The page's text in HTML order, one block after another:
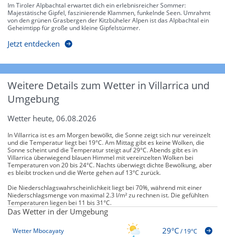
Im Tiroler Alpbachtal erwartet dich ein erlebnisreicher Sommer:
Majestätische Gipfel, faszinierende Klammen, funkelnde Seen. Umrahmt
von den grünen Grasbergen der Kitzbüheler Alpen ist das Alpbachtal ein
Geheimtipp für große und kleine Gipfelstürmer.
Jetzt entdecken
Weitere Details zum Wetter in Villarrica und
Umgebung
Wetter heute, 06.08.2026
In Villarrica ist es am Morgen bewölkt, die Sonne zeigt sich nur vereinzelt
und die Temperatur liegt bei 19°C. Am Mittag gibt es keine Wolken, die
Sonne scheint und die Temperatur steigt auf 29°C. Abends gibt es in
Villarrica überwiegend blauen Himmel mit vereinzelten Wolken bei
Temperaturen von 20 bis 24°C. Nachts überwiegt dichte Bewölkung, aber
es bleibt trocken und die Werte gehen auf 13°C zurück.
Die Niederschlagswahrscheinlichkeit liegt bei 70%, während mit einer
Niederschlagsmenge von maximal 2.3 l/m² zu rechnen ist. Die gefühlten
Temperaturen liegen bei 11 bis 31°C.
Das Wetter in der Umgebung
Wetter Mbocayaty 29°C/19°C